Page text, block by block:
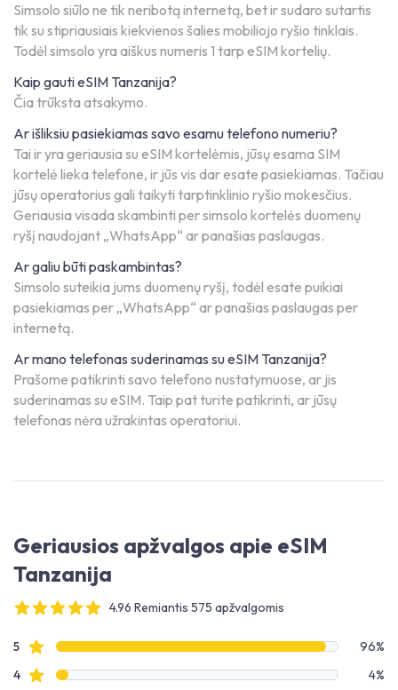
Simsolo siūlo ne tik neribotą internetą, bet ir sudaro sutartis
tik su stipriausiais kiekvienos šalies mobiliojo ryšio tinklais.
Todėl simsolo yra aiškus numeris 1 tarp eSIM kortelių.
Kaip gauti eSIM Tanzanija?
Čia trūksta atsakymo.
Ar išliksiu pasiekiamas savo esamu telefono numeriu?
Tai ir yra geriausia su eSIM kortelėmis, jūsų esama SIM
kortelė lieka telefone, ir jūs vis dar esate pasiekiamas. Tačiau
jūsų operatorius gali taikyti tarptinklinio ryšio mokesčius.
Geriausia visada skambinti per simsolo kortelės duomenų
ryšį naudojant „WhatsApp“ ar panašias paslaugas.
Ar galiu būti paskambintas?
Simsolo suteikia jums duomenų ryšį, todėl esate puikiai
pasiekiamas per „WhatsApp“ ar panašias paslaugas per
internetą.
Ar mano telefonas suderinamas su eSIM Tanzanija?
Prašome patikrinti savo telefono nustatymuose, ar jis
suderinamas su eSIM. Taip pat turite patikrinti, ar jūsų
telefonas nėra užrakintas operatoriui.
Geriausios apžvalgos apie eSIM
Tanzanija
4.96 Remiantis 575 apžvalgomis
Apžvalgų duomenys
5Žvaigždučių apžvalgos
96%
4Žvaigždučių apžvalgos
4%